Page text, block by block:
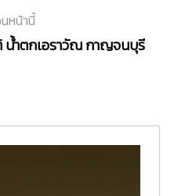
หน้านี้
น้ำตกเอราวัณ กาญจนบุรี